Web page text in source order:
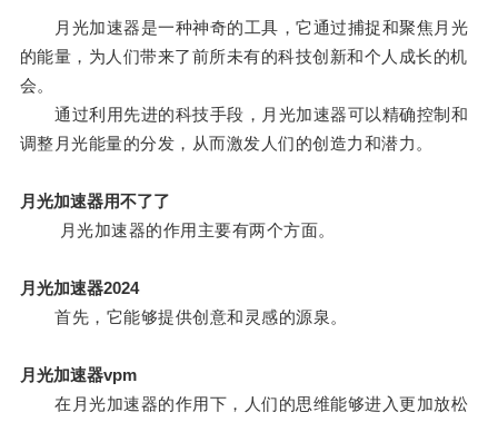
月光加速器是一种神奇的工具，它通过捕捉和聚焦月光
的能量，为人们带来了前所未有的科技创新和个人成长的机
会。
通过利用先进的科技手段，月光加速器可以精确控制和
调整月光能量的分发，从而激发人们的创造力和潜力。
月光加速器用不了了
月光加速器的作用主要有两个方面。
月光加速器2024
首先，它能够提供创意和灵感的源泉。
月光加速器vpm
在月光加速器的作用下，人们的思维能够进入更加放松